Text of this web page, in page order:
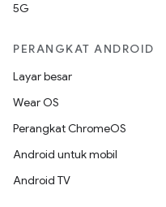
5G
PERANGKAT ANDROID
Layar besar
Wear OS
Perangkat ChromeOS
Android untuk mobil
Android TV